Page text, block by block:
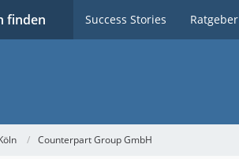
finden Success Stories Ratgeber
Counterpart Group GmbH